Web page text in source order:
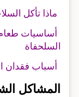
ماذا تأكل
أساسيات طعام
السلحفاة
أسباب فقدان
المشاكل